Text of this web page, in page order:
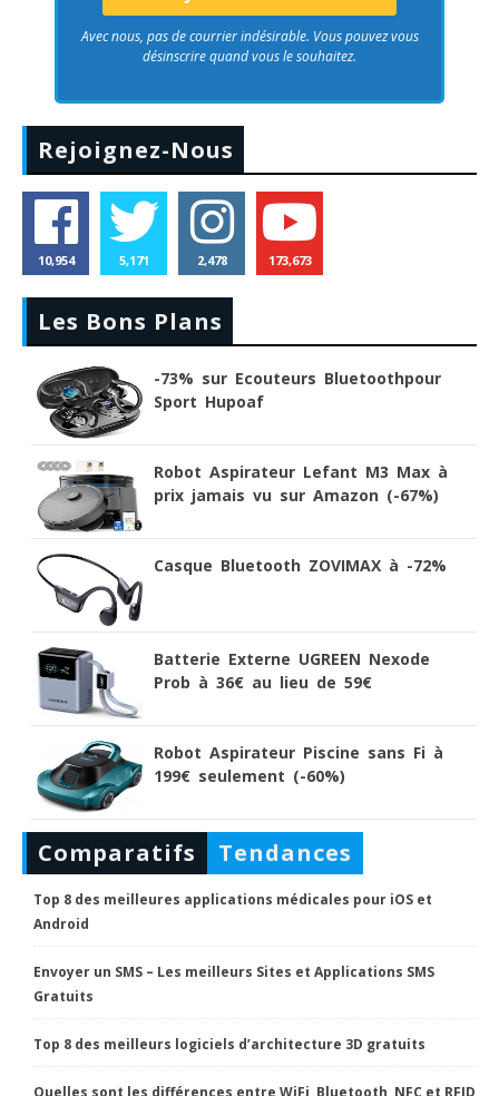
Avec nous, pas de courrier indésirable. Vous pouvez vous
désinscrire quand vous le souhaitez.
Rejoignez-Nous
10,954 5,171 2,478 173,673
Les Bons Plans
-73% sur Ecouteurs Bluetoothpour
Sport Hupoaf
Robot Aspirateur Lefant M3 Max à
prix jamais vu sur Amazon (-67%)
Casque Bluetooth ZOVIMAX à -72%
Batterie Externe UGREEN Nexode
Prob à 36€ au lieu de 59€
Robot Aspirateur Piscine sans Fi à
199€ seulement (-60%)
Comparatifs Tendances
Top 8 des meilleures applications médicales pour iOS et
Android
Envoyer un SMS – Les meilleurs Sites et Applications SMS
Gratuits
Top 8 des meilleurs logiciels d’architecture 3D gratuits
Quelles sont les différences entre WiFi, Bluetooth, NFC et RFID